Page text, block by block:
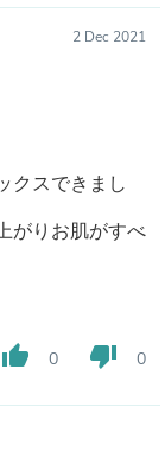
2 Dec 2021
クスできまし
がりお肌がすべ
thumb_up 0 thumb_down 0